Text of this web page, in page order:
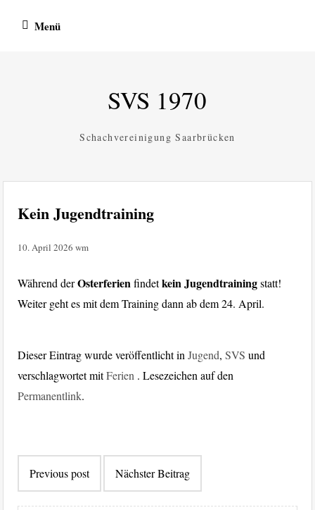
Inhalt Menü
SVS 1970
Schachvereinigung Saarbrücken
Kein Jugendtraining
10. April 2026 wm
Während derOsterferienfindetkein Jugendtrainingstatt!
Weiter geht es mit dem Training dann ab dem 24. April.
Dieser Eintrag wurde veröffentlicht inJugend,SVS und
verschlagwortet mitFerien . Lesezeichen auf den
Permanentlink.
Previous post Nächster Beitrag